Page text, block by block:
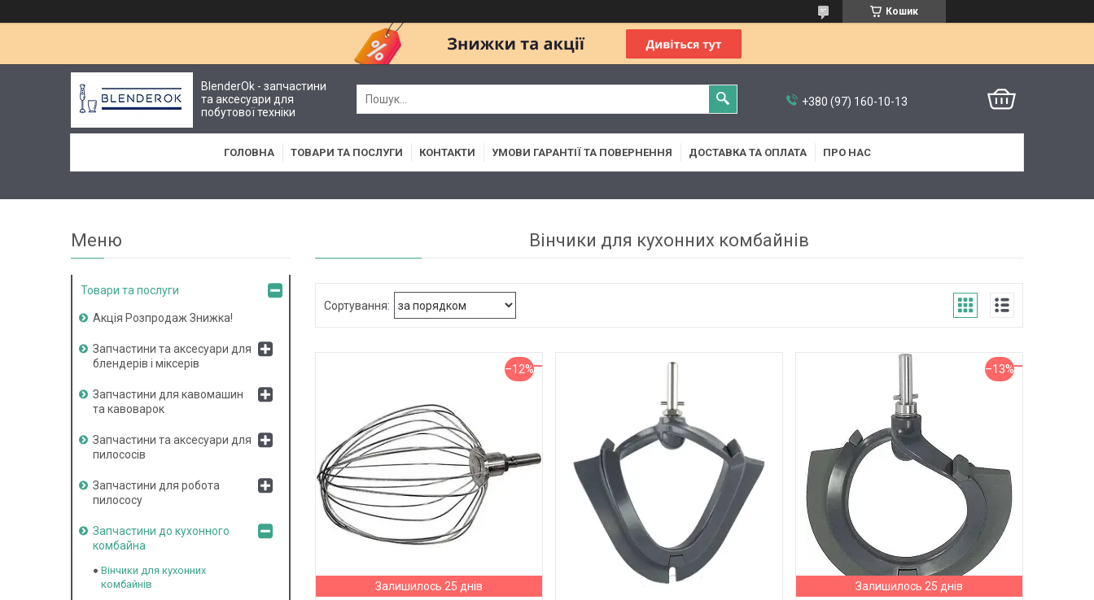
Кошик
BlenderOk - запчастини
та аксесуари для
побутової техніки
+380 (97) 160-10-13
ГОЛОВНА ТОВАРИ ТА ПОСЛУГИ КОНТАКТИ УМОВИ ГАРАНТІЇ ТА ПОВЕРНЕННЯ ДОСТАВКА ТА ОПЛАТА ПРО НАС
Вінчики для кухонних комбайнів
–12%
Залишилось 25 днів
–13%
Залишилось 25 днів
Товари та послуги
Акція Розпродаж Знижка!
Запчастини та аксесуари для
блендерів і міксерів
Запчастини для кавомашин
та кавоварок
Запчастини та аксесуари для
пилососів
Запчастини для робота
пилососу
Запчастини до кухонного
комбайна
Вінчики для кухонних
комбайнів